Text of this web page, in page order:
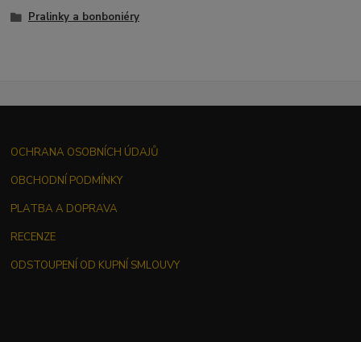
Pralinky a bonboniéry
OCHRANA OSOBNÍCH ÚDAJŮ
OBCHODNÍ PODMÍNKY
PLATBA A DOPRAVA
RECENZE
ODSTOUPENÍ OD KUPNÍ SMLOUVY